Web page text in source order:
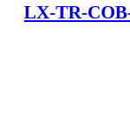
LX-TR-